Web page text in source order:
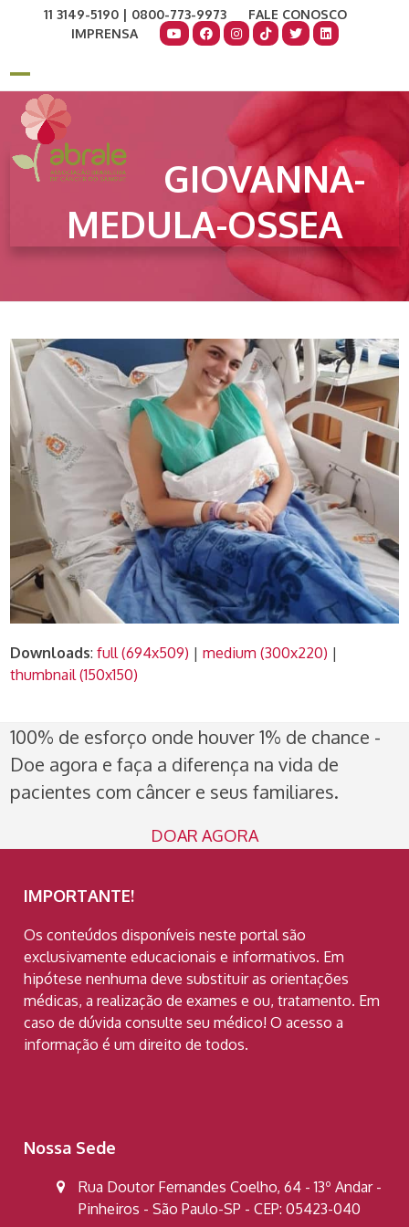
11 3149-5190 | 0800-773-9973
FALE CONOSCO
IMPRENSA
Open
mobile
menu
Close
mobile
menu
GIOVANNA-
MEDULA-OSSEA
Downloads:full (694x509) |medium (300x220) |
thumbnail (150x150)
100% de esforço onde houver 1% de chance -
Doe agora e faça a diferença na vida de
pacientes com câncer e seus familiares.
DOAR AGORA
IMPORTANTE!
Os conteúdos disponíveis neste portal são
exclusivamente educacionais e informativos. Em
hipótese nenhuma deve substituir as orientações
médicas, a realização de exames e ou, tratamento. Em
caso de dúvida consulte seu médico! O acesso a
informação é um direito de todos.
Nossa Sede
Rua Doutor Fernandes Coelho, 64 - 13º Andar -
Pinheiros - São Paulo-SP - CEP: 05423-040